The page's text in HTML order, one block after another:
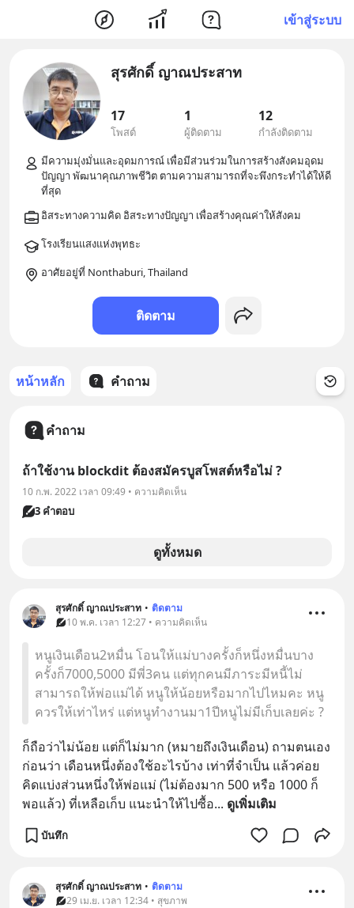
เข้าสู่ระบบ
สุรศักดิ์ ญาณประสาท
17
โพสต์
1
ผู้ติดตาม
12
กำลังติดตาม
มีความมุ่งมั่นและอุดมการณ์ เพื่อมีส่วนร่วมในการสร้างสังคมอุดม
ปัญญา พัฒนาคุณภาพชีวิต ตามความสามารถที่จะพึงกระทำได้ให้ดี
อาศัยอยู่ที่ Nonthaburi, Thailand
ติดตาม
หน้าหลัก คำถาม
คำถาม
ถ้าใช้งาน blockdit ต้องสมัครบูสโพสต์หรือไม่ ?
10 ก.พ. 2022 เวลา 09:49 • ความคิดเห็น
3 คำตอบ
ดูทั้งหมด
สุรศักดิ์ ญาณประสาท • ติดตาม
10 พ.ค. เวลา 12:27 • ความคิดเห็น
หนูเงินเดือน2หมื่น โอนให้แม่บางครั้งก็หนึ่งหมื่นบาง
ครั้งก็7000,5000 มีพี่3คน แต่ทุกคนมีภาระมีหนี้ไม่
สามารถให้พ่อแม่ได้ หนูให้น้อยหรือมากไปไหมคะ หนู
ควรให้เท่าไหร่ แต่หนูทำงานมา1ปีหนูไม่มีเก็บเลยค่ะ ?
ก็ถือว่าไม่น้อย แต่ก็ไม่มาก (หมายถึงเงินเดือน) ถามตนเอง
ก่อนว่า เดือนหนึ่งต้องใช้อะไรบ้าง เท่าที่จำเป็น แล้วค่อย
คิดแบ่งส่วนหนึ่งให้พ่อแม่ (ไม่ต้องมาก 500 หรือ 1000 ก็
พอแล้ว) ที่เหลือเก็บ แนะนำให้ไปซื้อ... ดูเพิ่มเติม
บันทึก
สุรศักดิ์ ญาณประสาท • ติดตาม
29 เม.ย. เวลา 12:34 • สุขภาพ